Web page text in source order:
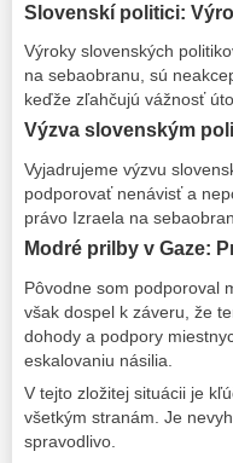
Slovenskí politici:
Výroky slovenských
na sebaobranu, sú
keďže zľahčujú vážnosť
Výzva slovenským
Vyjadrujeme výzvu
podporovať nenávisť a
právo Izraela na
Modré prilby v Gaze:
Pôvodne som podporoval
však dospel k záveru, že
dohody a podpory
eskalovaniu násilia.
V tejto zložitej situácii je
všetkým stranám. Je
spravodlivo.